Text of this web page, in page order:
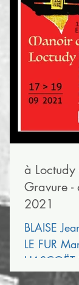
à Loctudy
Gravure -
2021
BLAISE
LE FUR
HASCOËT
Brigitte -